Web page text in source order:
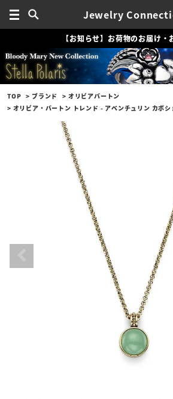
Jewelry
【お知らせ】お荷物のお届け
TOP ブランド
オリビアバートン
オリビア・バートン トレンド - アベンチュリン カボション ゴー